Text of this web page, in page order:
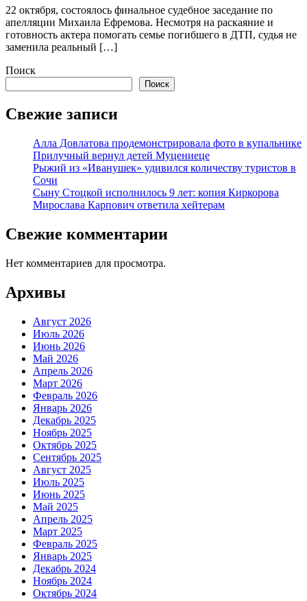
22 октября, состоялось финальное судебное заседание по
апелляции Михаила Ефремова. Несмотря на раскаяние и
готовность актера помогать семье погибшего в ДТП, судья не
заменила реальный […]
Поиск
Поиск
Свежие записи
Алла Довлатова продемонстрировала фото в купальнике
Прилучный вернул детей Муцениеце
Рыжий из «Иванушек» удивился количеству туристов в
Сочи
Сыну Стоцкой исполнилось 9 лет: копия Киркорова
Мирослава Карпович ответила хейтерам
Свежие комментарии
Нет комментариев для просмотра.
Архивы
Август 2026
Июль 2026
Июнь 2026
Май 2026
Апрель 2026
Март 2026
Февраль 2026
Январь 2026
Декабрь 2025
Ноябрь 2025
Октябрь 2025
Сентябрь 2025
Август 2025
Июль 2025
Июнь 2025
Май 2025
Апрель 2025
Март 2025
Февраль 2025
Январь 2025
Декабрь 2024
Ноябрь 2024
Октябрь 2024